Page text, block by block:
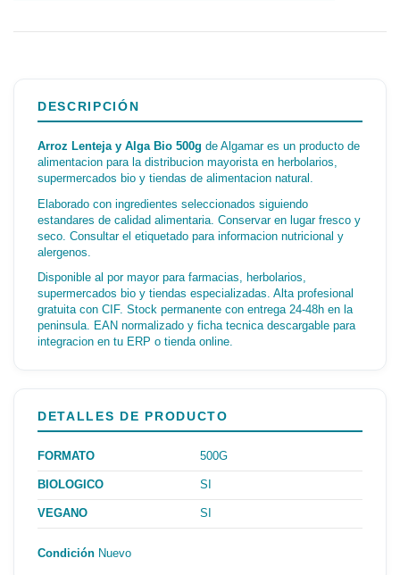
DESCRIPCIÓN
Arroz Lenteja y Alga Bio 500g de Algamar es un producto de
alimentacion para la distribucion mayorista en herbolarios,
supermercados bio y tiendas de alimentacion natural.
Elaborado con ingredientes seleccionados siguiendo
estandares de calidad alimentaria. Conservar en lugar fresco y
seco. Consultar el etiquetado para informacion nutricional y
alergenos.
Disponible al por mayor para farmacias, herbolarios,
supermercados bio y tiendas especializadas. Alta profesional
gratuita con CIF. Stock permanente con entrega 24-48h en la
peninsula. EAN normalizado y ficha tecnica descargable para
integracion en tu ERP o tienda online.
DETALLES DE PRODUCTO
FORMATO 500G
BIOLOGICO SI
VEGANO SI
Condición Nuevo